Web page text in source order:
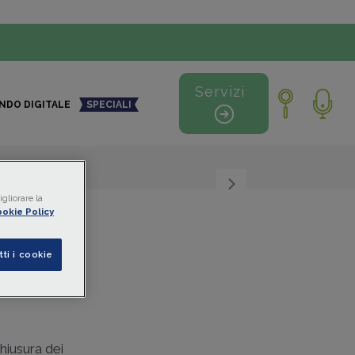
DIGITALE SPECIALI
Servizi
dei
+
la
Policy
i cookie